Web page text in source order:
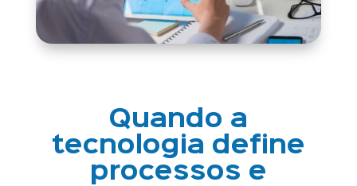
Quando a
tecnologia define
processos e